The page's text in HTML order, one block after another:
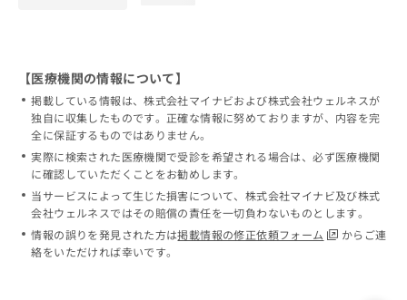
【医療機関の情報について】
掲載している情報は、株式会社マイナビおよび株式会社ウェルネスが
独自に収集したものです。正確な情報に努めておりますが、内容を完
全に保証するものではありません。
実際に検索された医療機関で受診を希望される場合は、必ず医療機関
に確認していただくことをお勧めします。
当サービスによって生じた損害について、株式会社マイナビ及び株式
会社ウェルネスではその賠償の責任を一切負わないものとします。
情報の誤りを発見された方は掲載情報の修正依頼フォーム
からご連
絡をいただければ幸いです。